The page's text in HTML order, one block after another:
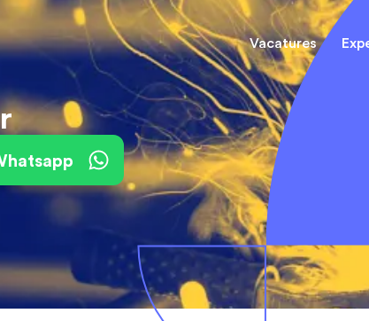
Vacatures
(Field) Service Engineers
Software & Electrical
Engineers
Monteurs binnendienst
(Field) Service Engineers
Software & Electrical
Engineers
Monteurs binnendienst